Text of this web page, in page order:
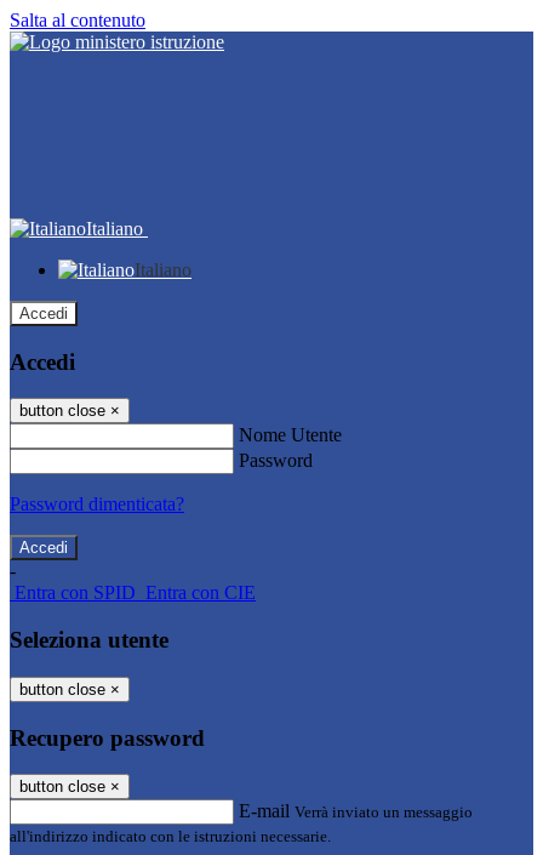
Salta al contenuto
Italiano
Italiano
Accedi
Accedi
button close ×
Nome Utente
Password
Password dimenticata?
-
Entra con SPID Entra con CIE
Seleziona utente
button close ×
Recupero password
button close ×
E-mail Verrà inviato un messaggio
all'indirizzo indicato con le istruzioni necessarie.